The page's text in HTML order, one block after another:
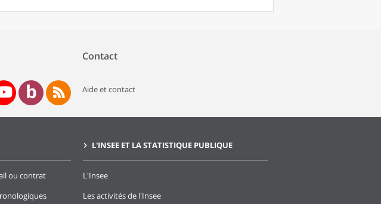
Contact
Aide et contact
ou contrat
L'INSEE ET LA STATISTIQUE PUBLIQUE
L'Insee
Les activités de l'Insee